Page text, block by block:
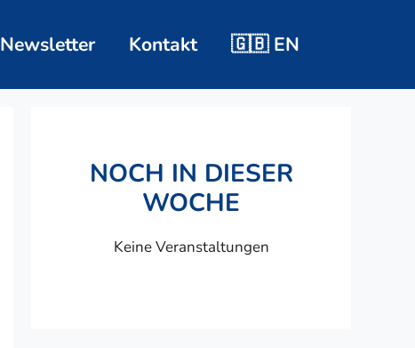
Newsletter Kontakt 🇬🇧 EN
NOCH IN DIESER
WOCHE
Keine Veranstaltungen